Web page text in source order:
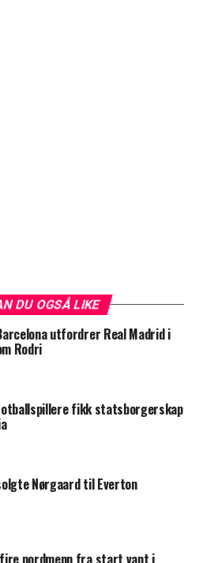
DU OGSÅ LIKE
utfordrer Real Madrid i
Rodri
fikk statsborgerskap
Nørgaard til Everton